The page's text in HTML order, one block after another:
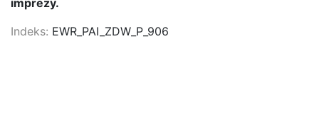
imprezy.
Indeks: EWR_PAI_ZDW_P_906